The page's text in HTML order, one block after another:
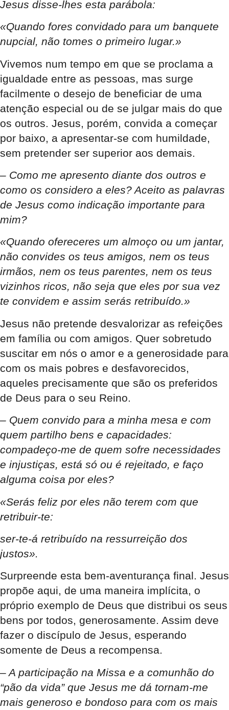
Jesus disse-lhes esta parábola:
«Quando fores convidado para um banquete
nupcial, não tomes o primeiro lugar.»
Vivemos num tempo em que se proclama a
igualdade entre as pessoas, mas surge
facilmente o desejo de beneficiar de uma
atenção especial ou de se julgar mais do que
os outros. Jesus, porém, convida a começar
por baixo, a apresentar-se com humildade,
sem pretender ser superior aos demais.
– Como me apresento diante dos outros e
como os considero a eles? Aceito as palavras
de Jesus como indicação importante para
mim?
«Quando ofereceres um almoço ou um jantar,
não convides os teus amigos, nem os teus
irmãos, nem os teus parentes, nem os teus
vizinhos ricos, não seja que eles por sua vez
te convidem e assim serás retribuído.»
Jesus não pretende desvalorizar as refeições
em família ou com amigos. Quer sobretudo
suscitar em nós o amor e a generosidade para
com os mais pobres e desfavorecidos,
aqueles precisamente que são os preferidos
de Deus para o seu Reino.
– Quem convido para a minha mesa e com
quem partilho bens e capacidades:
compadeço-me de quem sofre necessidades
e injustiças, está só ou é rejeitado, e faço
alguma coisa por eles?
«Serás feliz por eles não terem com que
retribuir-te:
ser-te-á retribuído na ressurreição dos
justos».
Surpreende esta bem-aventurança final. Jesus
propõe aqui, de uma maneira implícita, o
próprio exemplo de Deus que distribui os seus
bens por todos, generosamente. Assim deve
fazer o discípulo de Jesus, esperando
somente de Deus a recompensa.
– A participação na Missa e a comunhão do
“pão da vida” que Jesus me dá tornam-me
mais generoso e bondoso para com os mais